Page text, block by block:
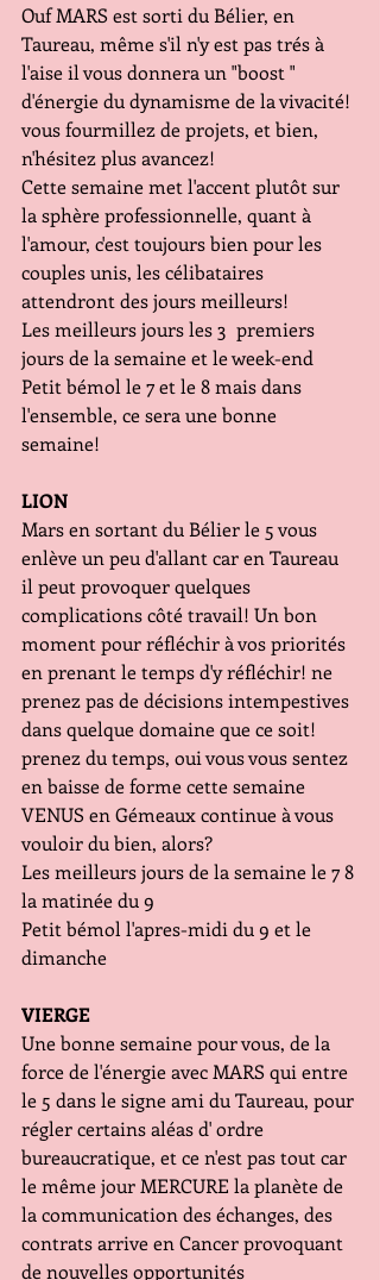
Ouf MARS est sorti du Bélier, en
Taureau, même s'il n'y est pas trés à
l'aise il vous donnera un "boost "
d'énergie du dynamisme de la vivacité!
vous fourmillez de projets, et bien,
n'hésitez plus avancez!
Cette semaine met l'accent plutôt sur
la sphère professionnelle, quant à
l'amour, c'est toujours bien pour les
couples unis, les célibataires
attendront des jours meilleurs!
Les meilleurs jours les 3  premiers
jours de la semaine et le week-end
Petit bémol le 7 et le 8 mais dans
l'ensemble, ce sera une bonne
semaine!
LION
Mars en sortant du Bélier le 5 vous
enlève un peu d'allant car en Taureau
il peut provoquer quelques
complications côté travail! Un bon
moment pour réfléchir à vos priorités
en prenant le temps d'y réfléchir! ne
prenez pas de décisions intempestives
dans quelque domaine que ce soit!
prenez du temps, oui vous vous sentez
en baisse de forme cette semaine
VENUS en Gémeaux continue à vous
vouloir du bien, alors?
Les meilleurs jours de la semaine le 7 8
la matinée du 9
Petit bémol l'apres-midi du 9 et le
dimanche
VIERGE
Une bonne semaine pour vous, de la
force de l'énergie avec MARS qui entre
le 5 dans le signe ami du Taureau, pour
régler certains aléas d' ordre
bureaucratique, et ce n'est pas tout car
le même jour MERCURE la planète de
la communication des échanges, des
contrats arrive en Cancer provoquant
de nouvelles opportunités